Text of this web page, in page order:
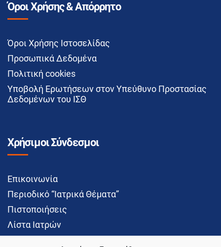
Όροι Χρήσης & Απόρρητο
Όροι Χρήσης Ιστοσελίδας
Προσωπικά Δεδομένα
Πολιτική cookies
Υποβολή Ερωτήσεων στον Υπεύθυνο Προστασίας
Δεδομένων του ΙΣΘ
Χρήσιμοι Σύνδεσμοι
Επικοινωνία
Περιοδικό “Ιατρικά Θέματα”
Πιστοποιήσεις
Λίστα Ιατρών